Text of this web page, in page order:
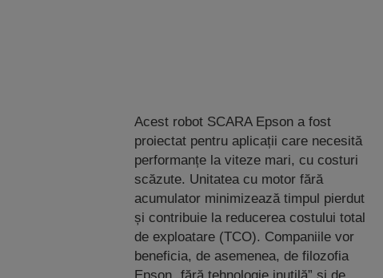
Acest robot SCARA Epson a fost
proiectat pentru aplicații care necesită
performanțe la viteze mari, cu costuri
scăzute. Unitatea cu motor fără
acumulator minimizează timpul pierdut
și contribuie la reducerea costului total
de exploatare (TCO). Companiile vor
beneficia, de asemenea, de filozofia